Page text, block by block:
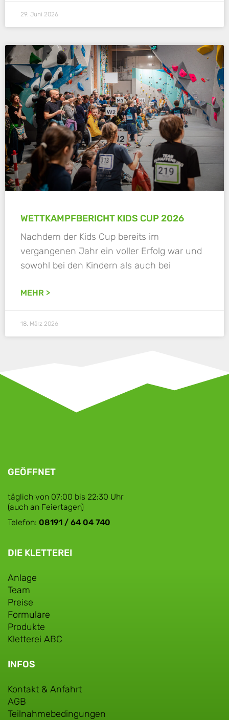
29. Juni 2026
WETTKAMPFBERICHT KIDS CUP 2026
Nachdem der Kids Cup bereits im
vergangenen Jahr ein voller Erfolg war und
sowohl bei den Kindern als auch bei
MEHR >
18. März 2026
GEÖFFNET
täglich von 07:00 bis 22:30 Uhr
(auch an Feiertagen)
Telefon: 08191 / 64 04 740
DIE KLETTEREI
Anlage
Team
Preise
Formulare
Produkte
Kletterei ABC
INFOS
Kontakt & Anfahrt
AGB
Teilnahmebedingungen